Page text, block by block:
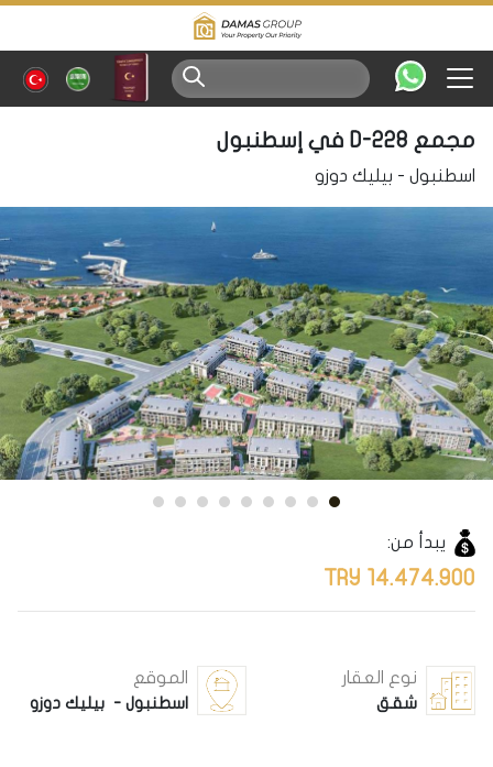
مجمع D-228 في إسطنبول
اسطنبول - بيليك دوزو
يبدأ من:
14.474.900 TRY
نوع العقار
شقق
الموقع
اسطنبول - بيليك دوزو